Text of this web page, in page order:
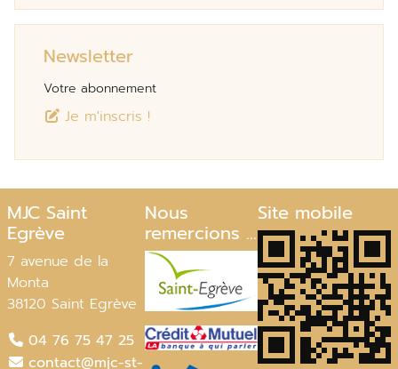
Newsletter
Votre abonnement
Je m'inscris !
MJC Saint
Egrève
7 avenue de la
Monta
38120 Saint Egrève
04 76 75 47 25
contact@mjc-st-
Nous
remercions ...
Site mobile